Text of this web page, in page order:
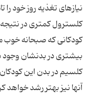
نیازهای تغذیه روز خود
کلسترول کمتری در
کودکانی که صبحانه خوب
بیشتری در بدنشان وجود
کلسیم در بدن این کودکان
آنها نیز بهتر رشد خواهد